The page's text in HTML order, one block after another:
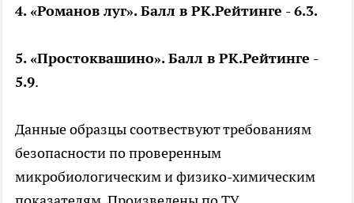
4. «Романов луг». Балл в РК.Рейтинге - 6.3.
5. «Простоквашино». Балл в РК.Рейтинге -
5.9.
Данные образцы соотвествуют требованиям
безопасности по проверенным
микробиологическим и физико-химическим